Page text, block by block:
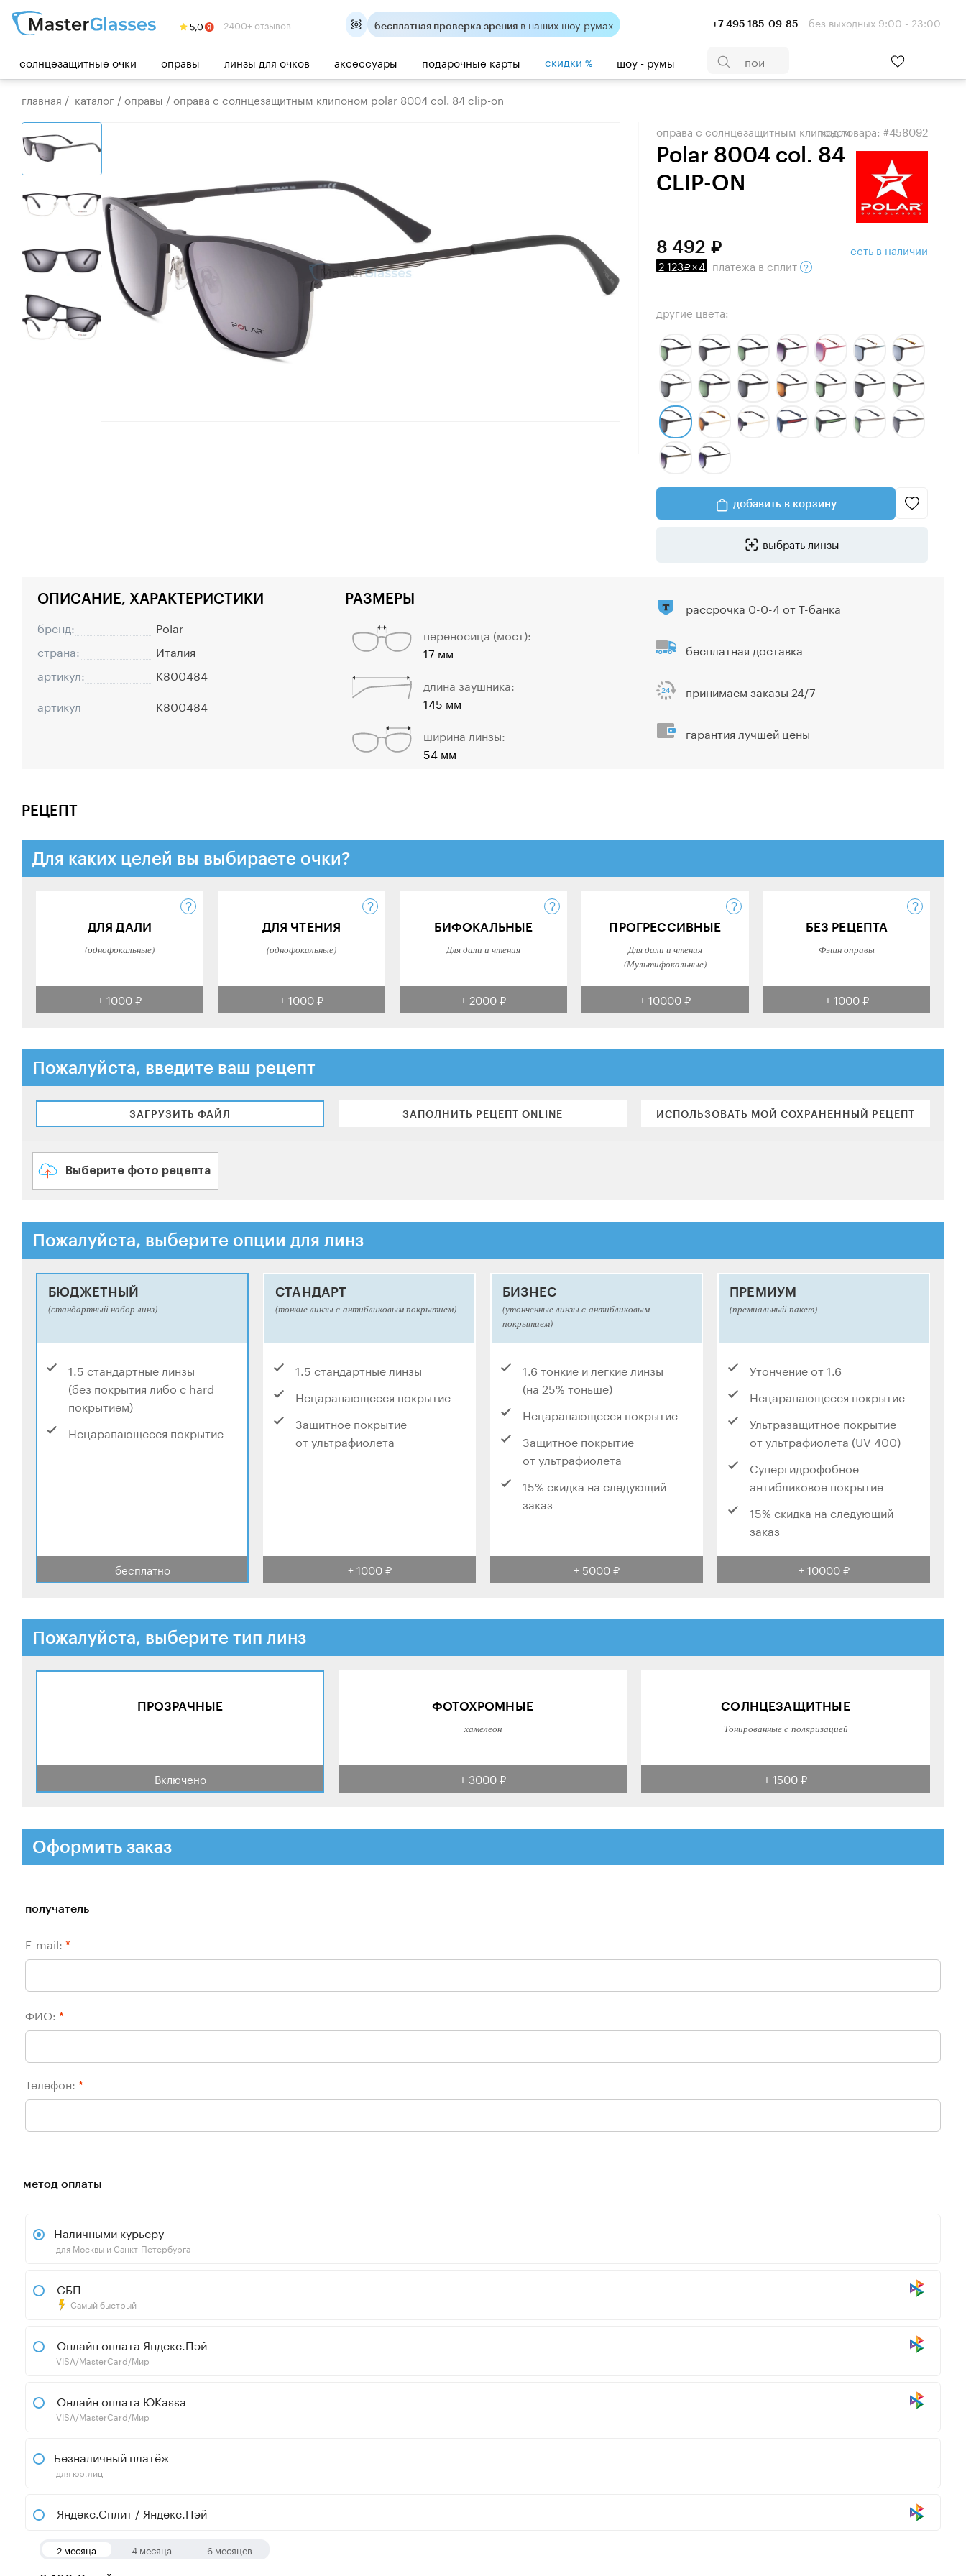
2400+ отзывов +7 495 185-09-85 без выходных 9:00 - 23:00
бесплатная проверка зрения в наших шоу-румах
солнцезащитные очки оправы линзы для очков аксессуары подарочные карты скидки % шоу - румы
главная / каталог /оправы /оправа с солнцезащитным клипоном polar 8004 col. 84 clip-on
оправа с солнцезащитным клипоном
Polar 8004 col. 84
CLIP-ON
код товара: #458092
8 492
2 123 ×4 платежа в сплит
есть в наличии
другие цвета:
добавить в корзину
выбрать линзы
ОПИСАНИЕ, ХАРАКТЕРИСТИКИ
бренд:
Polar
страна:
Италия
артикул:
K800484
артикул
K800484
РАЗМЕРЫ
переносица (мост):
17 мм
длина заушника:
145 мм
ширина линзы:
54 мм
рассрочка 0-0-4 от Т-банка
бесплатная доставка
принимаем заказы 24/7
гарантия лучшей цены
РЕЦЕПТ
Для каких целей вы выбираете очки?
ДЛЯ ДАЛИ
(однофокальные)
+ 1000 ₽
ДЛЯ ЧТЕНИЯ
(однофокальные)
+ 1000 ₽
БИФОКАЛЬНЫЕ
Для дали и чтения
+ 2000 ₽
ПРОГРЕССИВНЫЕ
Для дали и чтения
(Мультифокальные)
+ 10000 ₽
БЕЗ РЕЦЕПТА
Фэшн оправы
+ 1000 ₽
Пожалуйста, введите ваш рецепт
ЗАГРУЗИТЬ ФАЙЛ ЗАПОЛНИТЬ РЕЦЕПТ ONLINE ИСПОЛЬЗОВАТЬ МОЙ СОХРАНЕННЫЙ РЕЦЕПТ
Выберите фото рецепта
Пожалуйста, выберите опции для линз
БЮДЖЕТНЫЙ
(стандартный набор линз)
1.5 стандартные линзы
(без покрытия либо с hard
покрытием)
Нецарапающееся покрытие
бесплатно
СТАНДАРТ
(тонкие линзы с антибликовым покрытием)
1.5 стандартные линзы
Нецарапающееся покрытие
Защитное покрытие
от ультрафиолета
+ 1000 ₽
БИЗНЕС
(утонченные линзы с антибликовым
покрытием)
1.6 тонкие и легкие линзы
(на 25% тоньше)
Нецарапающееся покрытие
Защитное покрытие
от ультрафиолета
15% скидка на следующий
заказ
+ 5000 ₽
ПРЕМИУМ
(премиальный пакет)
Утончение от 1.6
Нецарапающееся покрытие
Ультразащитное покрытие
от ультрафиолета (UV 400)
Супергидрофобное
антибликовое покрытие
15% скидка на следующий
заказ
+ 10000 ₽
Пожалуйста, выберите тип линз
ПРОЗРАЧНЫЕ
Включено
ФОТОХРОМНЫЕ
хамелеон
+ 3000 ₽
СОЛНЦЕЗАЩИТНЫЕ
Тонированные с поляризацией
+ 1500 ₽
Оформить заказ
получатель
E-mail: *
ФИО: *
Телефон: *
метод оплаты
Наличными курьеру
для Москвы и Санкт-Петербурга
СБП
Самый быстрый
Онлайн оплата Яндекс.Пэй
VISA/MasterCard/Мир
Онлайн оплата ЮKassa
VISA/MasterCard/Мир
Безналичный платёж
для юр.лиц
Яндекс.Сплит / Яндекс.Пэй
2 месяца 4 месяца 6 месяцев